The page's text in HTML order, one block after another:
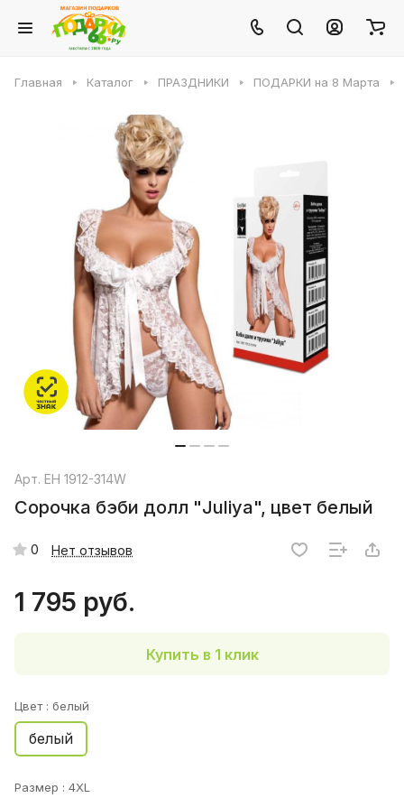
Главная Каталог ПРАЗДНИКИ ПОДАРКИ на 8 Марта
Арт. EH 1912-314W
Сорочка бэби долл "Juliya", цвет белый
0 Нет отзывов
1 795 руб.
Купить в 1 клик
Цвет : белый
белый
Размер : 4XL